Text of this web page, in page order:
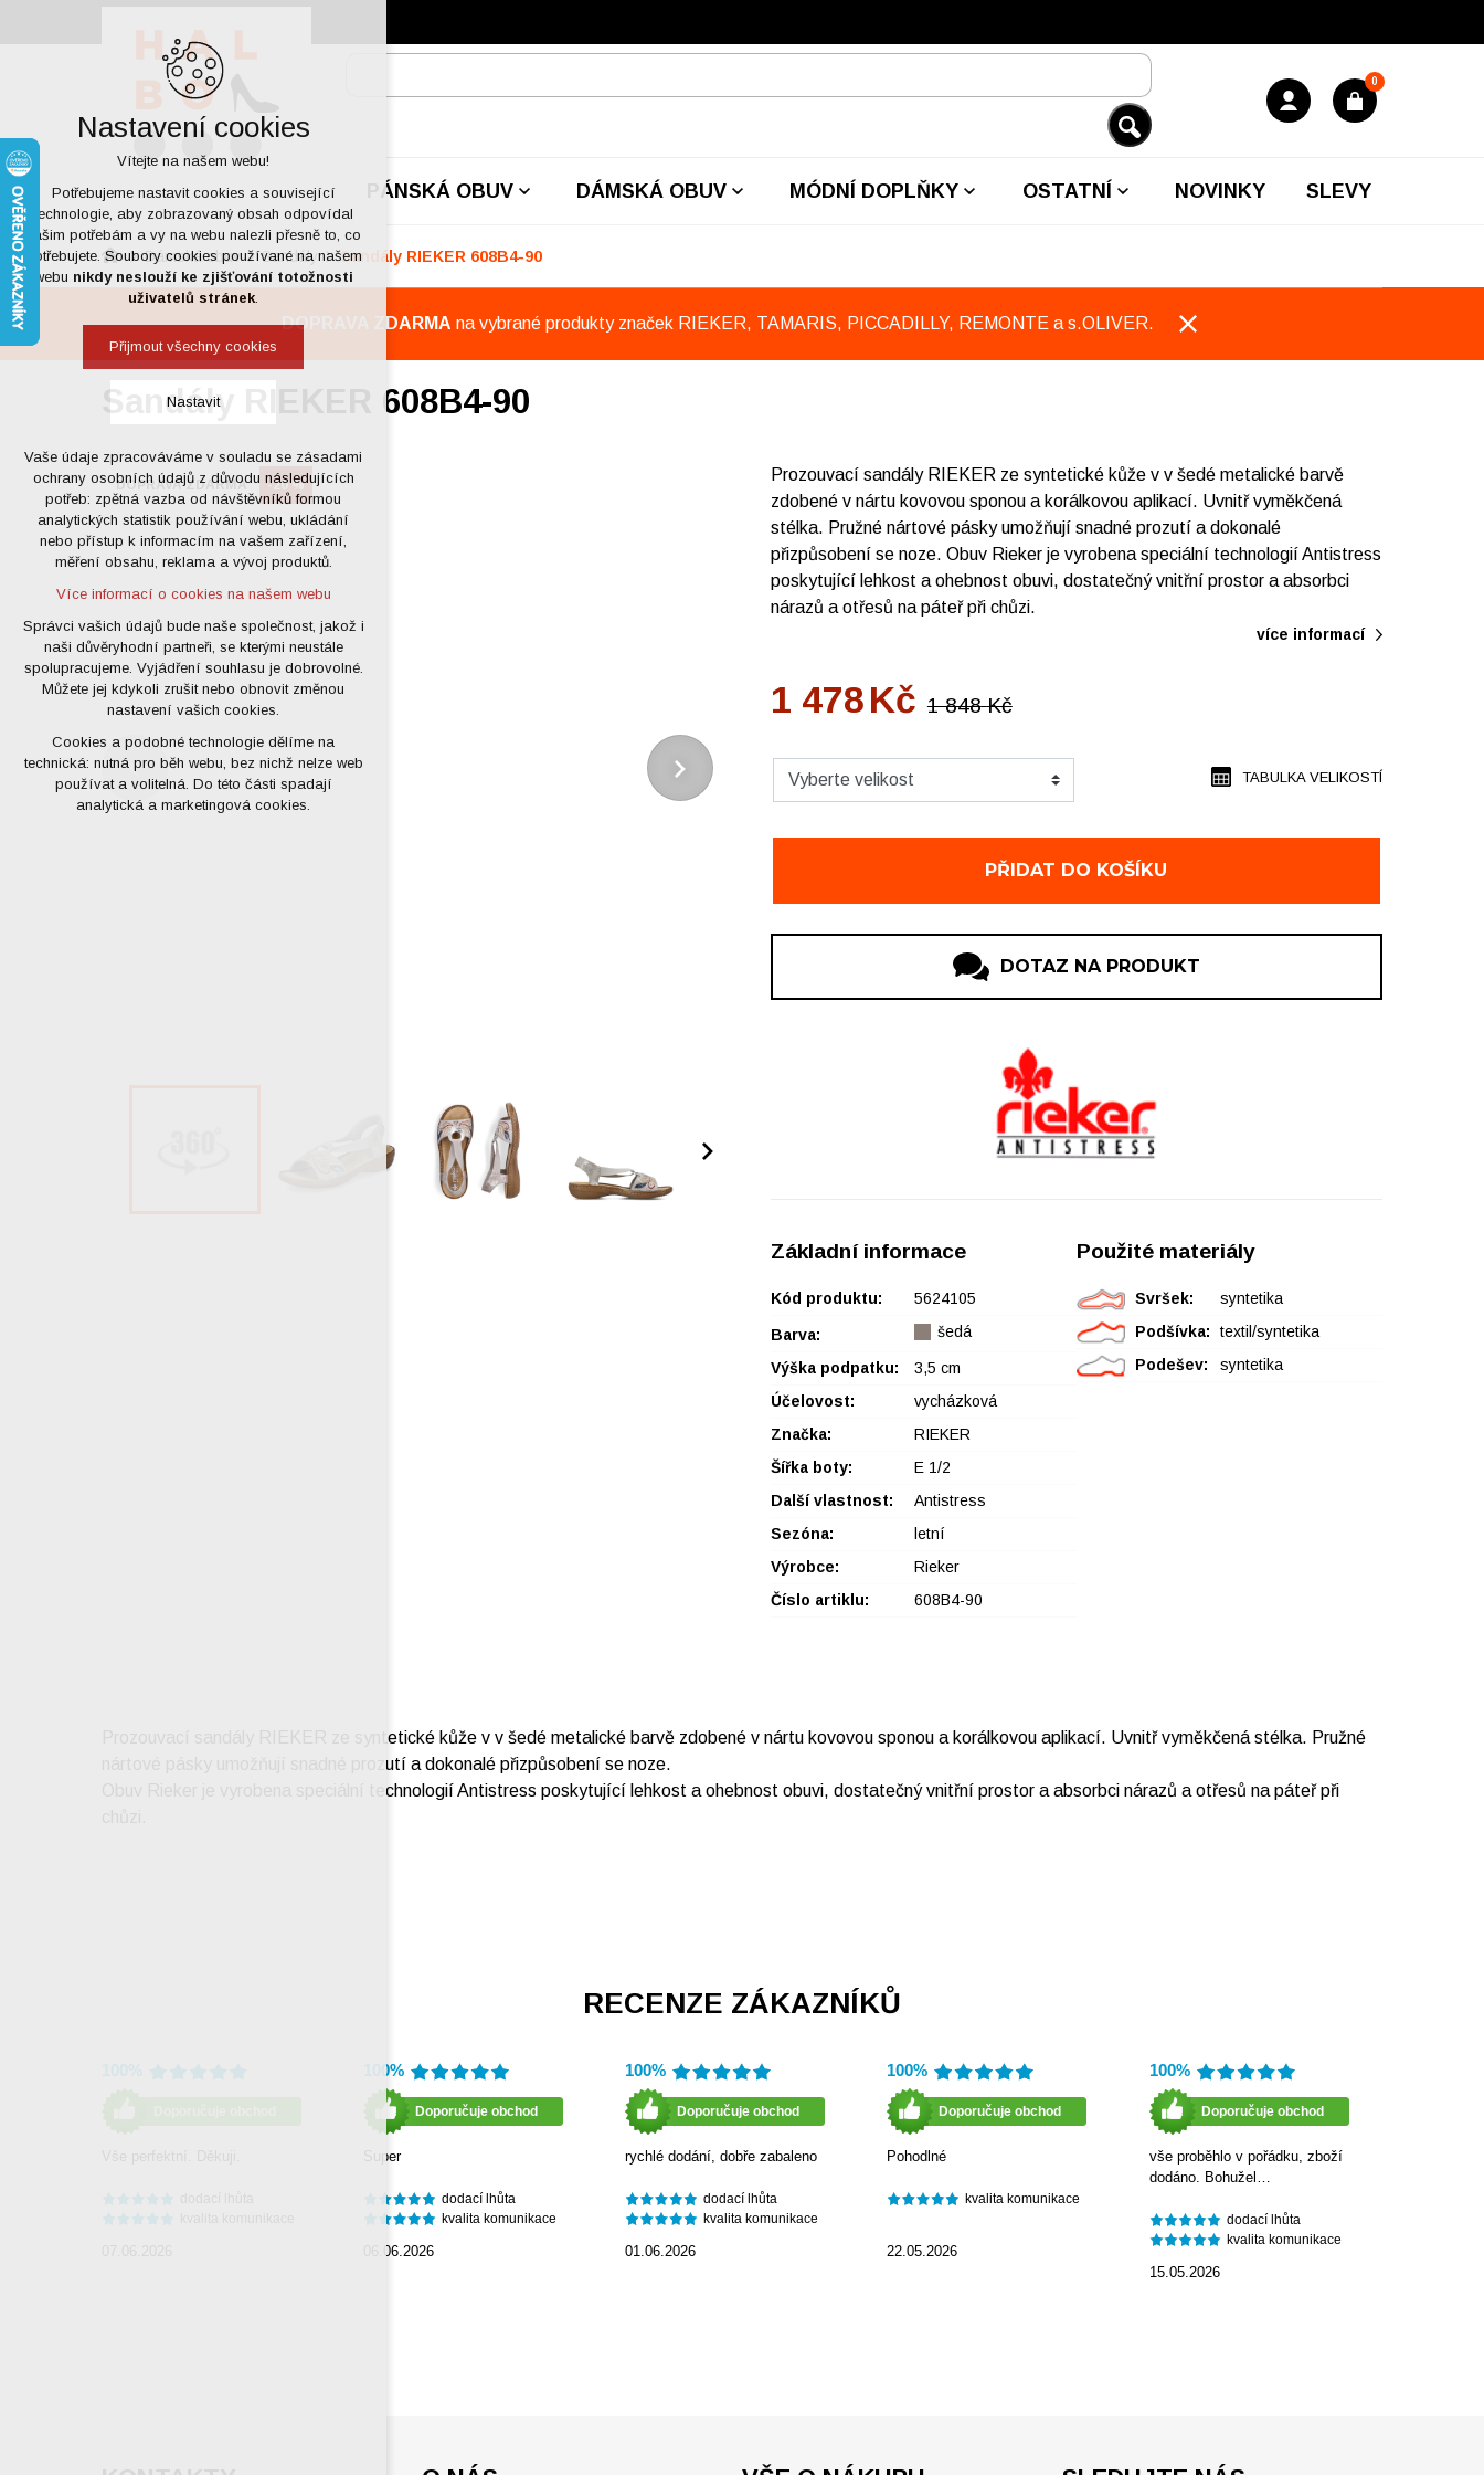
0
PÁNSKÁ OBUV DÁMSKÁ OBUV MÓDNÍ DOPLŇKY OSTATNÍ NOVINKY SLEVY
Dámská obuv Sandály Sandály RIEKER 608B4-90
DOPRAVA ZDARMA na vybrané produkty značek RIEKER, TAMARIS, PICCADILLY, REMONTE a s.OLIVER.
Sandály RIEKER 608B4-90
DOPRAVA ZDARMA -20 %
Prozouvací sandály RIEKER ze syntetické kůže v v šedé metalické barvě
zdobené v nártu kovovou sponou a korálkovou aplikací. Uvnitř vyměkčená
stélka. Pružné nártové pásky umožňují snadné prozutí a dokonalé
přizpůsobení se noze. Obuv Rieker je vyrobena speciální technologií Antistress
poskytující lehkost a ohebnost obuvi, dostatečný vnitřní prostor a absorbci
nárazů a otřesů na páteř při chůzi.
více informací
1 478Kč 1 848 Kč
PŘIDAT DO KOŠÍKU
TABULKA VELIKOSTÍ
DOTAZ NA PRODUKT
Základní informace
Kód produktu: 5624105
Barva: šedá
Výška podpatku:
3,5 cm
Účelovost:
vycházková
Značka:
RIEKER
Šířka boty:
E 1/2
Další vlastnost:
Antistress
Sezóna:
letní
Výrobce:
Rieker
Číslo artiklu:
608B4-90
Použité materiály
Svršek:
syntetika
Podšívka:
textil/syntetika
Podešev:
syntetika
Prozouvací sandály RIEKER ze syntetické kůže v v šedé metalické barvě zdobené v nártu kovovou sponou a korálkovou aplikací. Uvnitř vyměkčená stélka. Pružné
nártové pásky umožňují snadné prozutí a dokonalé přizpůsobení se noze.
Obuv Rieker je vyrobena speciální technologií Antistress poskytující lehkost a ohebnost obuvi, dostatečný vnitřní prostor a absorbci nárazů a otřesů na páteř při
RECENZE ZÁKAZNÍKŮ
100%
Doporučuje obchod
Super
dodací lhůta
kvalita komunikace
06.06.2026
100%
Doporučuje obchod
rychlé dodání, dobře zabaleno
dodací lhůta
kvalita komunikace
01.06.2026
100%
Doporučuje obchod
Pohodlné
kvalita komunikace
22.05.2026
100%
Doporučuje obchod
vše proběhlo v pořádku, zboží
dodáno. Bohužel…
dodací lhůta
kvalita komunikace
15.05.2026
Nastavení cookies
Vítejte na našem webu!
Potřebujeme nastavit cookies a související
technologie, aby zobrazovaný obsah odpovídal
vašim potřebám a vy na webu nalezli přesně to, co
potřebujete. Soubory cookies používané na našem
webu nikdy neslouží ke zjišťování totožnosti
uživatelů stránek.
Přijmout všechny cookies
Nastavit
Technická cookies
nutná pro provozování webu
udržení kontextu stránek (session):
případná přihlášení, volby jazyka, apod.
Volitelná cookies
analytická pro anonymizované
vyhodnocení návštěvnosti
marketingová cookies (Google)
Více informací o cookies na našem webu
Přijmout všechny cookies
Odmítnout vše
Vaše údaje zpracováváme v souladu se zásadami
ochrany osobních údajů z důvodu následujících
potřeb: zpětná vazba od návštěvníků formou
analytických statistik používání webu, ukládání
nebo přístup k informacím na vašem zařízení,
měření obsahu, reklama a vývoj produktů.
Více informací o cookies na našem webu
Správci vašich údajů bude naše společnost, jakož i
naši důvěryhodní partneři, se kterými neustále
spolupracujeme. Vyjádření souhlasu je dobrovolné.
Můžete jej kdykoli zrušit nebo obnovit změnou
nastavení vašich cookies.
Cookies a podobné technologie dělíme na
technická: nutná pro běh webu, bez nichž nelze web
používat a volitelná. Do této části spadají
analytická a marketingová cookies.